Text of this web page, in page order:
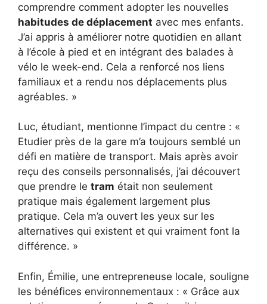
comprendre comment adopter les nouvelles
habitudes de déplacement avec mes enfants.
J’ai appris à améliorer notre quotidien en allant
à l’école à pied et en intégrant des balades à
vélo le week-end. Cela a renforcé nos liens
familiaux et a rendu nos déplacements plus
agréables. »
Luc, étudiant, mentionne l’impact du centre : «
Etudier près de la gare m’a toujours semblé un
défi en matière de transport. Mais après avoir
reçu des conseils personnalisés, j’ai découvert
que prendre le tram était non seulement
pratique mais également largement plus
pratique. Cela m’a ouvert les yeux sur les
alternatives qui existent et qui vraiment font la
différence. »
Enfin, Émilie, une entrepreneuse locale, souligne
les bénéfices environnementaux : « Grâce aux